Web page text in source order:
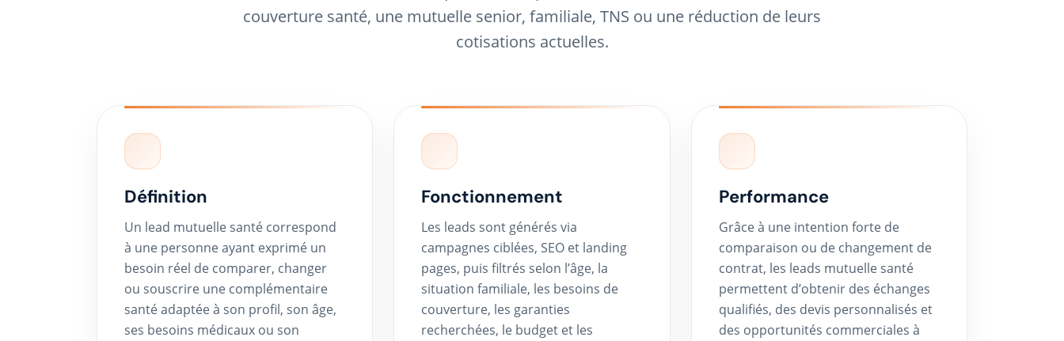
couverture santé, une mutuelle senior, familiale, TNS ou une réduction de leurs
cotisations actuelles.
Définition
Un lead mutuelle santé correspond
à une personne ayant exprimé un
besoin réel de comparer, changer
ou souscrire une complémentaire
santé adaptée à son profil, son âge,
ses besoins médicaux ou son
Fonctionnement
Les leads sont générés via
campagnes ciblées, SEO et landing
pages, puis filtrés selon l’âge, la
situation familiale, les besoins de
couverture, les garanties
recherchées, le budget et les
Performance
Grâce à une intention forte de
comparaison ou de changement de
contrat, les leads mutuelle santé
permettent d’obtenir des échanges
qualifiés, des devis personnalisés et
des opportunités commerciales à